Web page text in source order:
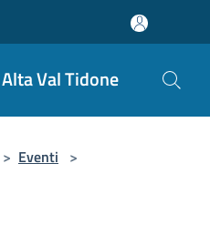
Val Tidone
> Eventi >